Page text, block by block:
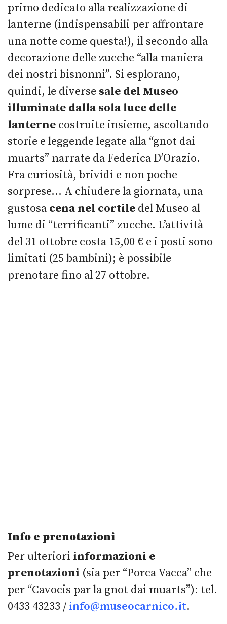
primo dedicato alla realizzazione di
lanterne (indispensabili per affrontare
una notte come questa!), il secondo alla
decorazione delle zucche “alla maniera
dei nostri bisnonni”. Si esplorano,
quindi, le diverse sale del Museo
illuminate dalla sola luce delle
lanterne costruite insieme, ascoltando
storie e leggende legate alla “gnot dai
muarts” narrate da Federica D’Orazio.
Fra curiosità, brividi e non poche
sorprese… A chiudere la giornata, una
gustosa cena nel cortile del Museo al
lume di “terrificanti” zucche. L’attività
del 31 ottobre costa 15,00 € e i posti sono
limitati (25 bambini); è possibile
prenotare fino al 27 ottobre.
Info e prenotazioni
Per ulteriori informazioni e
prenotazioni (sia per “Porca Vacca” che
per “Cavocis par la gnot dai muarts”): tel.
0433 43233 / info@museocarnico.it.